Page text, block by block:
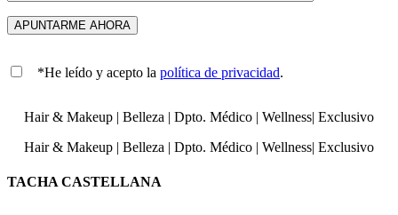
*He leído y acepto la política de privacidad.
Hair & Makeup | Belleza | Dpto. Médico | Wellness| Exclusivo
Hair & Makeup | Belleza | Dpto. Médico | Wellness| Exclusivo
TACHA CASTELLANA